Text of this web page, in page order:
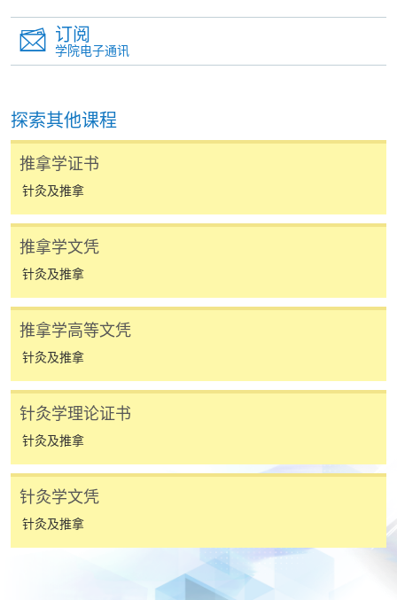
大部份公开招生的课程（以先到先得形式报名）及个
别学历颁授课程提供网上报名/注册服务，申请人可在
网上使用「缴费灵」（不适用於手机）、VISA或
付方式之外，如就读学历颁授课程设有网上服务，学
（Online Alipay）或转数快（FPS）缴付学费，详情请
注意事项:
名程序，建议申请人亲身到学院报名中心报名，并避
免使用支票付款。
而取消）之外，一切已缴费用概不退还。如获学院批
准退还款项，以现金、易办事、微信支付、支付宝、
支票或缴费灵（只限网上付款）方式缴交之款项，将
以支票退款；以信用卡缴交之款项，退款将直接退还
到支付款项时使用的信用卡户口。
除本学院网页所列明的学费外，个别课程或有其他额
学费及学额不得转让他人。一经取录，学员不得转读
其他课程，惟学院对特殊情况，可酌情处理。转读申
订阅
学院电子通讯
探索其他课程
推拿学证书
针灸及推拿
推拿学文凭
针灸及推拿
推拿学高等文凭
针灸及推拿
针灸学理论证书
针灸及推拿
针灸学文凭
针灸及推拿